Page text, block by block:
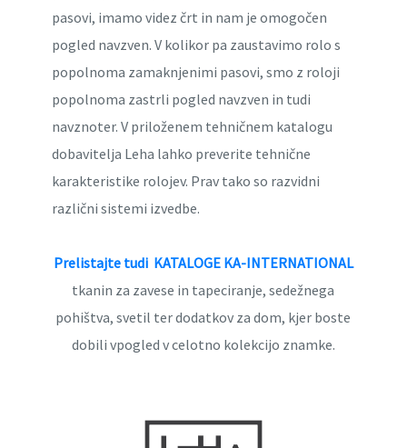
pasovi, imamo videz črt in nam je omogočen
pogled navzven. V kolikor pa zaustavimo rolo s
popolnoma zamaknjenimi pasovi, smo z roloji
popolnoma zastrli pogled navzven in tudi
navznoter. V priloženem tehničnem katalogu
dobavitelja Leha lahko preverite tehnične
karakteristike rolojev. Prav tako so razvidni
različni sistemi izvedbe.
Prelistajte tudi KATALOGE KA-INTERNATIONAL
tkanin za zavese in tapeciranje, sedežnega
pohištva, svetil ter dodatkov za dom, kjer boste
dobili vpogled v celotno kolekcijo znamke.